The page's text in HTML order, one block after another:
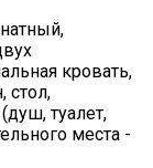
кровать,
стол,
туалет,
места -